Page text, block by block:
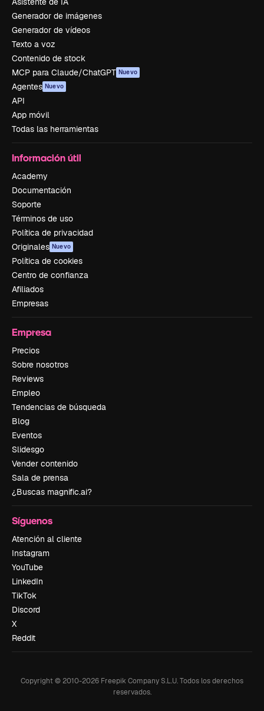
Generador de imágenes
Generador de vídeos
Texto a voz
Contenido de stock
MCP para Claude/ChatGPT Nuevo
Agentes Nuevo
API
App móvil
Todas las herramientas
Información útil
Academy
Documentación
Soporte
Términos de uso
Política de privacidad
Originales Nuevo
Política de cookies
Centro de confianza
Afiliados
Empresas
Empresa
Precios
Sobre nosotros
Reviews
Empleo
Tendencias de búsqueda
Blog
Eventos
Slidesgo
Vender contenido
Sala de prensa
¿Buscas magnific.ai?
Síguenos
Atención al cliente
Instagram
YouTube
LinkedIn
TikTok
Discord
X
Reddit
Copyright © 2010-2026 Freepik Company S.L.U.Todos los derechos
reservados.